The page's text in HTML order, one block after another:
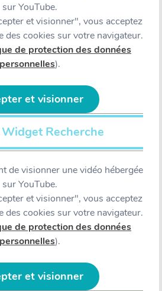
sur YouTube.
et visionner", vous acceptez
des cookies sur votre navigateur.
de protection des données
personnelles).
et visionner
Recherche
de visionner une vidéo hébergée
sur YouTube.
et visionner", vous acceptez
des cookies sur votre navigateur.
de protection des données
personnelles).
et visionner